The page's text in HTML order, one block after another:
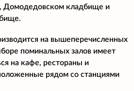
Домодедовском кладбище и
на вышеперечисленных
поминальных залов имеет
на кафе, рестораны и
рядом со станциями